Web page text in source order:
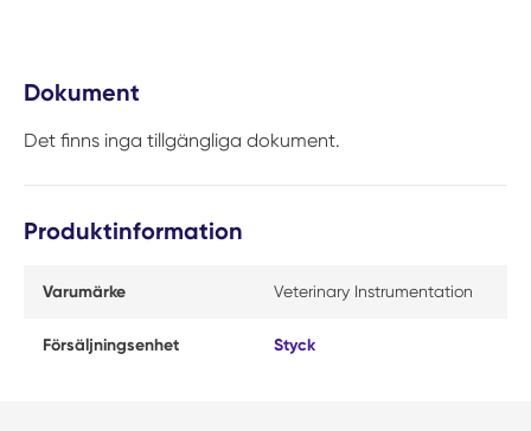
Dokument
Det finns inga tillgängliga dokument.
Produktinformation
Varumärke Veterinary Instrumentation
Försäljningsenhet Styck